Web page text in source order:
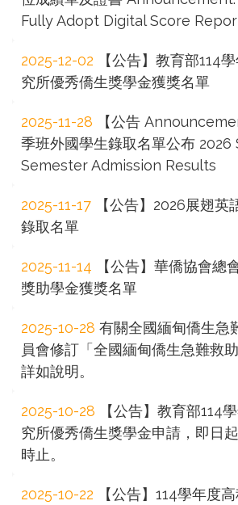
Fully Adopt Digital Score
2025-12-02 【公告】教育部114
究所優秀僑生獎學金獲獎名單
2025-11-28 【公告
季班外國學生錄取名單公布 2026
Semester Admission Results
2025-11-17 【公告】2026展翅英
錄取名單
2025-11-14 【公告】華僑協會總
獎助學金獲獎名單
2025-10-28 有關全國緬甸僑生急
員會修訂「全國緬甸僑生急難救
詳如說明。
2025-10-28 【公告】教育部114
究所優秀僑生獎學金申請，即日
時止。
2025-10-22 【公告】114學年度